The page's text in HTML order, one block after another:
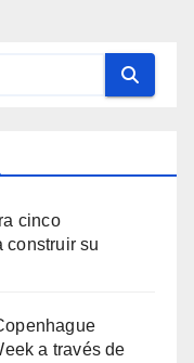
cinco
construir su
a través de